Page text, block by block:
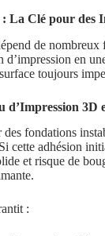
La Clé pour des
de nombreux
d’impression en
toujours
d’Impression 3D
fondations
cette adhésion
et risque de
: